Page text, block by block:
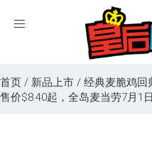
Toggle
首页 / 新品上市 / 经典麦脆鸡回
售价$8.40起，全岛麦当劳7月1